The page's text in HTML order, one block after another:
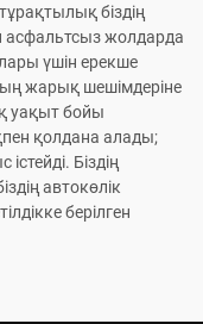
біздің
жолдарда
үшін ерекше
жарық шешімдеріне
уақыт бойы
қолдана алады;
Біздің
автокөлік
берілген